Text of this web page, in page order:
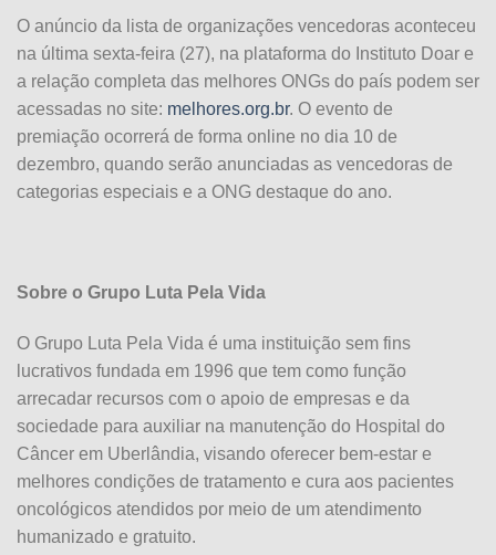
O anúncio da lista de organizações vencedoras aconteceu
na última sexta-feira (27), na plataforma do Instituto Doar e
a relação completa das melhores ONGs do país podem ser
acessadas no site: melhores.org.br. O evento de
premiação ocorrerá de forma online no dia 10 de
dezembro, quando serão anunciadas as vencedoras de
categorias especiais e a ONG destaque do ano.
Sobre o Grupo Luta Pela Vida
O Grupo Luta Pela Vida é uma instituição sem fins
lucrativos fundada em 1996 que tem como função
arrecadar recursos com o apoio de empresas e da
sociedade para auxiliar na manutenção do Hospital do
Câncer em Uberlândia, visando oferecer bem-estar e
melhores condições de tratamento e cura aos pacientes
oncológicos atendidos por meio de um atendimento
humanizado e gratuito.